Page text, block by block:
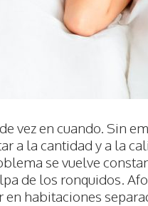
vez en cuando. Sin
a la cantidad y a la
se vuelve
de los ronquidos.
habitaciones